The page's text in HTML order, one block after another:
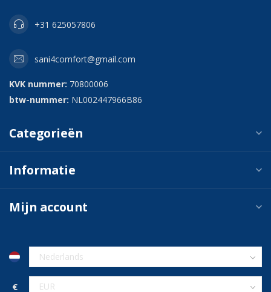
+31 625057806
sani4comfort@gmail.com
KVK nummer: 70800006
btw-nummer: NL002447966B86
Categorieën
Informatie
Mijn account
€